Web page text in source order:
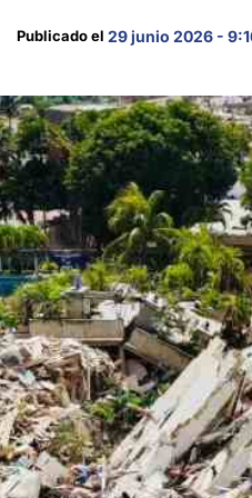
Publicado el 29 junio 2026 -